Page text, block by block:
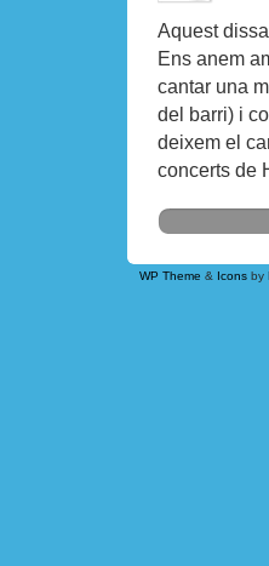
Aquest
Ens anem
cantar una
del barri) i
deixem el
concerts de
WP Theme & Icons by